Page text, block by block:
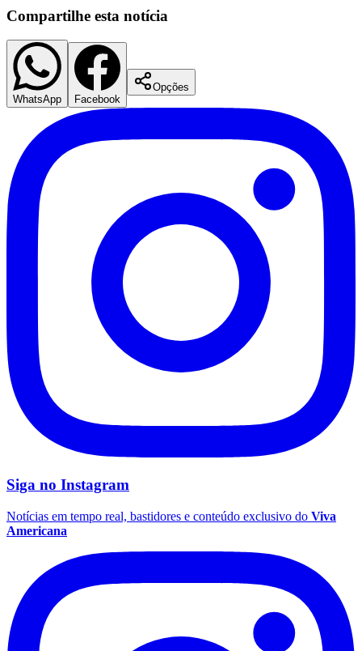
Botafogo
Grêmio
Compartilhe esta notícia
WhatsApp Facebook
Opções
Siga no Instagram
Notícias em tempo real, bastidores e conteúdo exclusivo do Viva
Americana